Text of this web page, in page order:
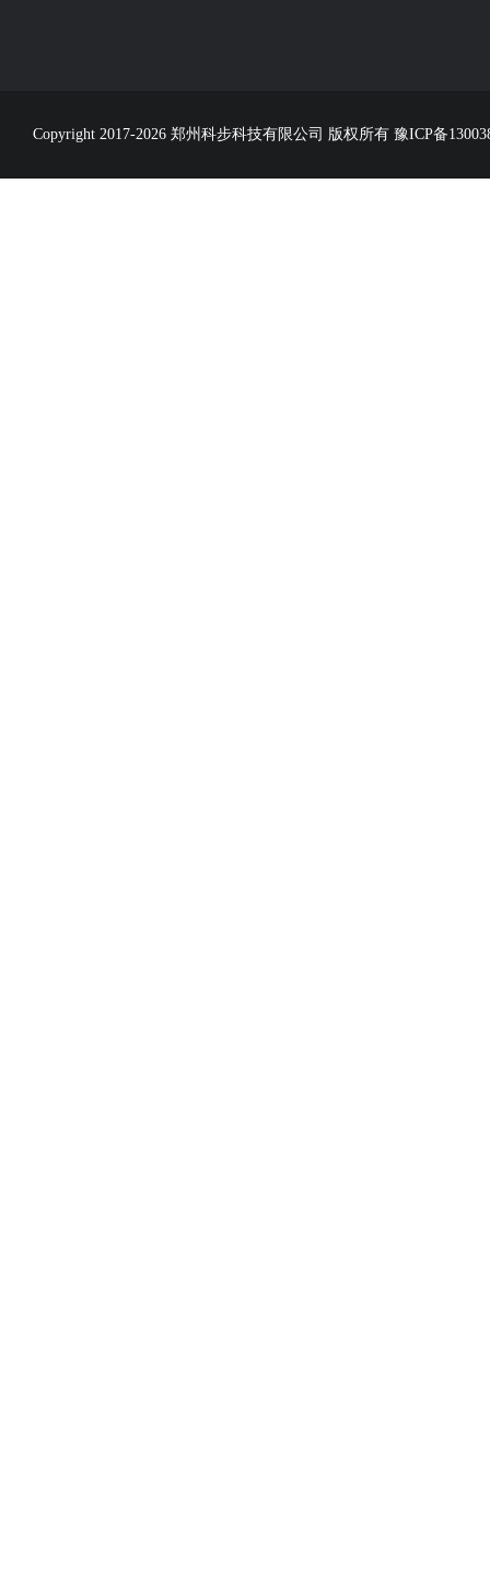
Copyright 2017-2026 郑州科步科技有限公司 版权所有 豫ICP备